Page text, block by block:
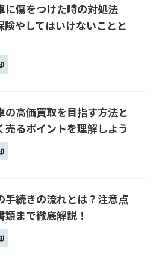
に傷をつけた時の対処法│
険やしてはいけないことと
の高価買取を目指す方法と
売るポイントを理解しよう
手続きの流れとは？注意点
類まで徹底解説！